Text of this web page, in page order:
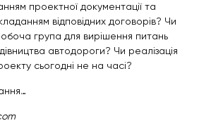
проектної документації та
відповідних договорів? Чи
група для вирішення питань
автодороги? Чи реалізація
сьогодні не на часі?